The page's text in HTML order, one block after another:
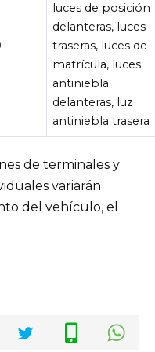
luces de posición
delanteras, luces
traseras, luces de
matrícula, luces
antiniebla
delanteras, luz
antiniebla trasera
de terminales y
variarán
del vehículo, el